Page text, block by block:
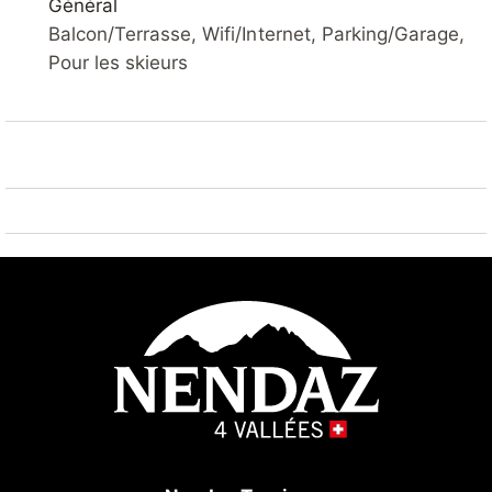
Remontées mécaniques 1.8 km. Arrêt du ski-bus 600
m. Région de randonnées: Bisses de Nendaz 600 m.
Général
Balcon/Terrasse, Wifi/Internet, Parking/Garage,
Pour les skieurs